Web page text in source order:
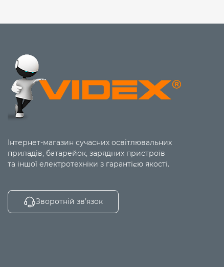
Інтернет-магазин сучасних освітлювальних
приладів, батарейок, зарядних пристроїв
та іншої електротехніки з гарантією якості.
Зворотній зв’язок